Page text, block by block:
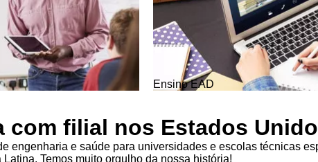
Ensino EAD
com filial nos Estados
engenharia e saúde para universidades e escolas técnicas
Temos muito orgulho da nossa história!